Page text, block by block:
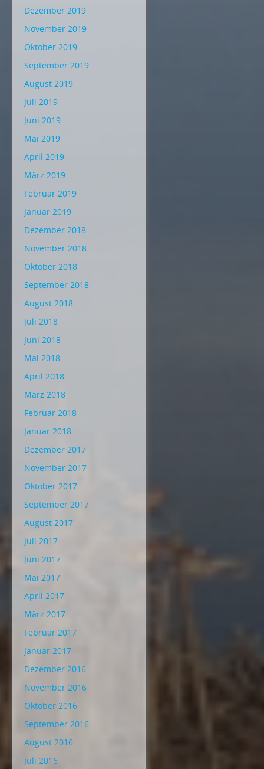
Dezember 2019
November 2019
Oktober 2019
September 2019
August 2019
Juli 2019
Juni 2019
Mai 2019
April 2019
März 2019
Februar 2019
Januar 2019
Dezember 2018
November 2018
Oktober 2018
September 2018
August 2018
Juli 2018
Juni 2018
Mai 2018
April 2018
März 2018
Februar 2018
Januar 2018
Dezember 2017
November 2017
Oktober 2017
September 2017
August 2017
Juli 2017
Juni 2017
Mai 2017
April 2017
März 2017
Februar 2017
Januar 2017
Dezember 2016
November 2016
Oktober 2016
September 2016
August 2016
Juli 2016